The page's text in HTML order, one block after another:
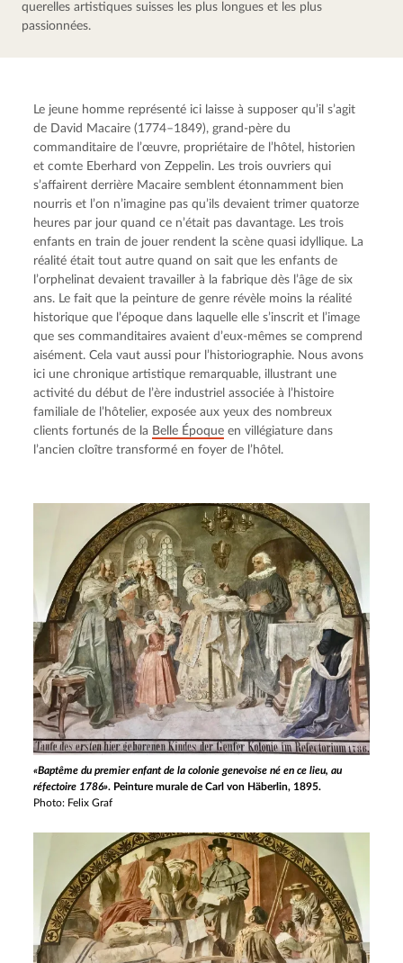
querelles artistiques suisses les plus longues et les plus
passionnées.
Le jeune homme représenté ici laisse à supposer qu’il s’agit
de David Macaire (1774–1849), grand-père du
commanditaire de l’œuvre, propriétaire de l’hôtel, historien
et comte Eberhard von Zeppelin. Les trois ouvriers qui
s’affairent derrière Macaire semblent étonnamment bien
nourris et l’on n’imagine pas qu’ils devaient trimer quatorze
heures par jour quand ce n’était pas davantage. Les trois
enfants en train de jouer rendent la scène quasi idyllique. La
réalité était tout autre quand on sait que les enfants de
l’orphelinat devaient travailler à la fabrique dès l’âge de six
ans. Le fait que la peinture de genre révèle moins la réalité
historique que l’époque dans laquelle elle s’inscrit et l’image
que ses commanditaires avaient d’eux-mêmes se comprend
aisément. Cela vaut aussi pour l’historiographie. Nous avons
ici une chronique artistique remarquable, illustrant une
activité du début de l’ère industriel associée à l’histoire
familiale de l’hôtelier, exposée aux yeux des nombreux
clients fortunés de la Belle Époque en villégiature dans
l’ancien cloître transformé en foyer de l’hôtel.
«Baptême du premier enfant de la colonie genevoise né en ce lieu, au
réfectoire 1786». Peinture murale de Carl von Häberlin, 1895.
Photo: Felix Graf